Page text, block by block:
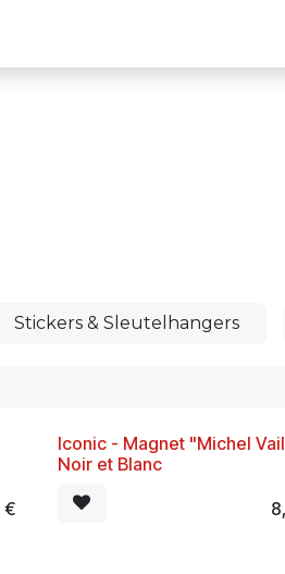
Stickers & Sleutelhangers
€
Nieuw!
Iconic - Magnet "Michel
Noir et Blanc